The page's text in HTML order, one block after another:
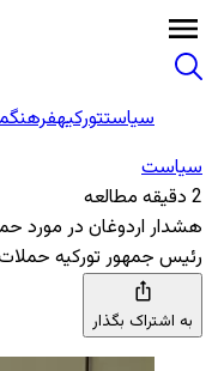
سیاستتورکیهفرهنگ
سیاست
2 دقیقه مطالعه
هشدار اردوغان در مورد
رئیس‌ جمهور تورکیه
به اشتراک بگذار